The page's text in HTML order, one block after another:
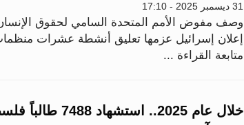
31 ديسمبر 2025 - 17:10
وصف مفوض الأمم المتحدة السامي لحقوق الإنسان
إعلان إسرائيل عزمها تعليق أنشطة عشرات
متابعة القراءة ...